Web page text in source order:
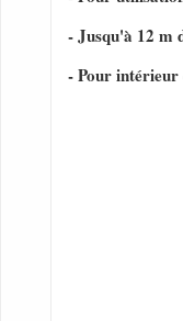
- Jusqu'à 12 m
- Pour